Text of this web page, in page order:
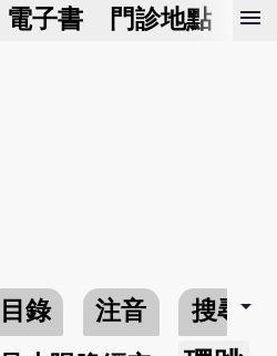
電子書 門診地點 預
menu
目錄 注音 搜尋arrow_drop_down